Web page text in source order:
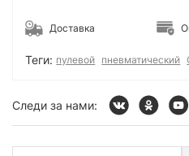
Доставка
Теги: пулевой пневматический
Следи за нами: